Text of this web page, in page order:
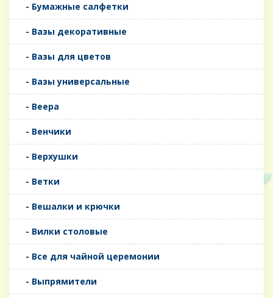
- Бумажные салфетки
- Вазы декоративные
- Вазы для цветов
- Вазы универсальные
- Веера
- Венчики
- Верхушки
- Ветки
- Вешалки и крючки
- Вилки столовые
- Все для чайной церемонии
- Выпрямители